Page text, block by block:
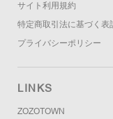
サイト利用規約
特定商取引法に基づく表
プライバシーポリシー
LINKS
ZOZOTOWN